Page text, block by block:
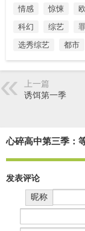
情感
惊悚
科幻
综艺
选秀综艺
都市
上一篇
诱饵第一季
心碎高中第三季：
发表评论
昵称